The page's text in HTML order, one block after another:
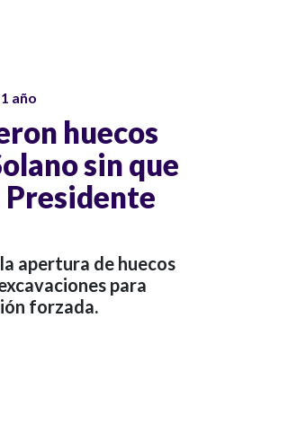
año
huecos
sin que
Presidente
apertura de huecos
para
forzada.